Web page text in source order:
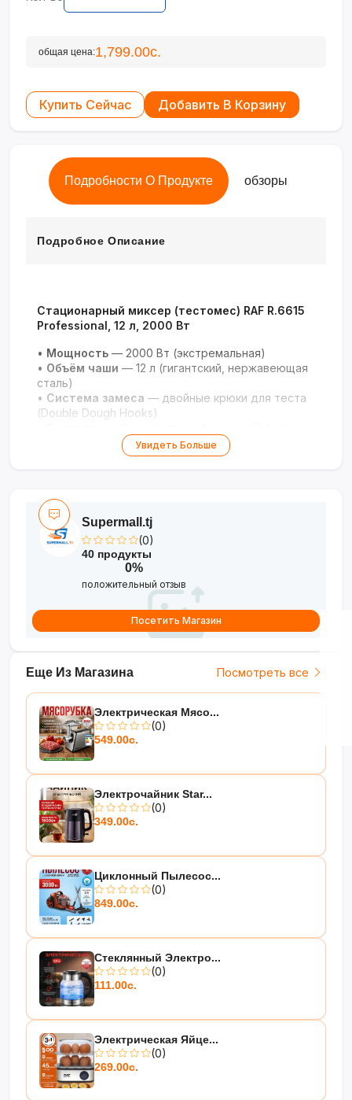
общая цена:1,799.00с.
Купить Сейчас Добавить В Корзину
Подробности О Продукте обзоры
Подробное Описание
Стационарный миксер (тестомес) RAF R.6615
Professional, 12 л, 2000 Вт
• Мощность — 2000 Вт (экстремальная)
• Объём чаши — 12 л (гигантский, нержавеющая
сталь)
• Система замеса — двойные крюки для теста
(Double Dough Hooks)
Комплектация
— венчик, лопатка для
Профессиональная мощность для больших
объёмов: идеальное тесто и кремы за
считанные минуты!
Увидеть Больше
Еще Из Магазина Посмотреть все
Электрическая Мясо...
(0)
549.00с.
Электрочайник Star...
(0)
349.00с.
Циклонный Пылесос...
(0)
849.00с.
Стеклянный Электро...
(0)
111.00с.
Электрическая Яйце...
(0)
269.00с.
Supermall.tj
(0)
40 продукты
0%
положительный отзыв
Посетить Магазин